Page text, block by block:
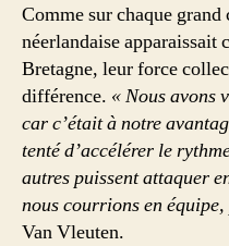
Comme sur chaque
néerlandaise
Bretagne, leur force
différence. « Nous avons
car c’était à notre
tenté d’accélérer le
autres puissent attaquer
nous courrions en
Van Vleuten.